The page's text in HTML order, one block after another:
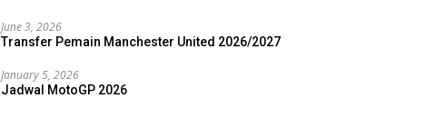
June 3, 2026
Transfer Pemain Manchester United 2026/2027
January 5, 2026
Jadwal MotoGP 2026